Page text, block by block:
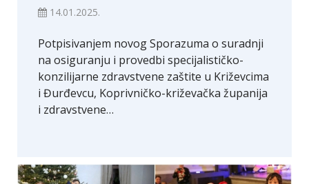
14.01.2025.
Potpisivanjem novog Sporazuma o suradnji
na osiguranju i provedbi specijalističko-
konzilijarne zdravstvene zaštite u Križevcima
i Đurđevcu, Koprivničko-križevačka županija
i zdravstvene…